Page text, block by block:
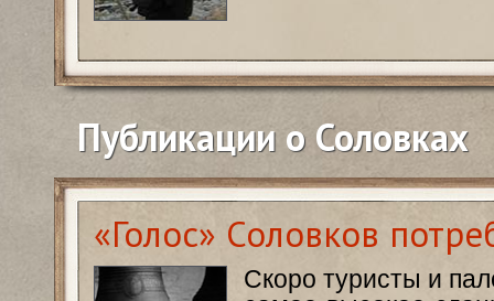
Публикации о Соловках
«Голос» Соловков
Скоро туристы и